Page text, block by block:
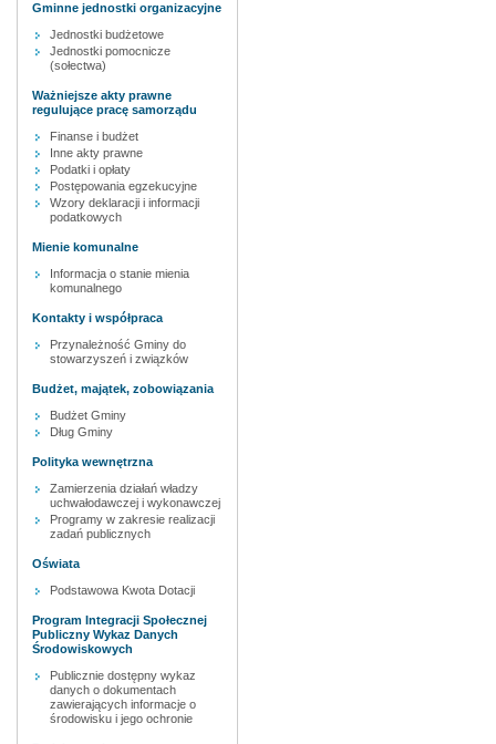
Gminne jednostki organizacyjne
Jednostki budżetowe
Jednostki pomocnicze
(sołectwa)
Ważniejsze akty prawne
regulujące pracę samorządu
Finanse i budżet
Inne akty prawne
Podatki i opłaty
Postępowania egzekucyjne
Wzory deklaracji i informacji
podatkowych
Mienie komunalne
Informacja o stanie mienia
komunalnego
Kontakty i współpraca
Przynależność Gminy do
stowarzyszeń i związków
Budżet, majątek, zobowiązania
Budżet Gminy
Dług Gminy
Polityka wewnętrzna
Zamierzenia działań władzy
uchwałodawczej i wykonawczej
Programy w zakresie realizacji
zadań publicznych
Oświata
Podstawowa Kwota Dotacji
Program Integracji Społecznej
Publiczny Wykaz Danych
Środowiskowych
Publicznie dostępny wykaz
danych o dokumentach
zawierających informacje o
środowisku i jego ochronie